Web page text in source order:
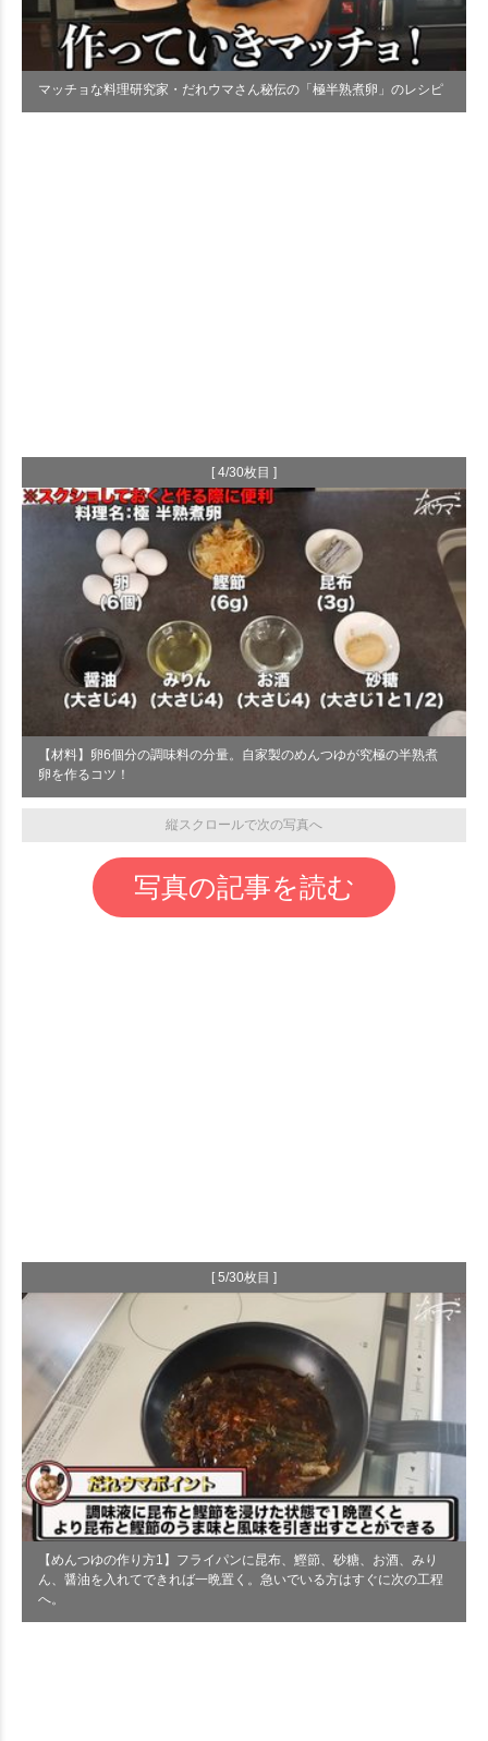
マッチョな料理研究家・だれウマさん秘伝の「極半熟煮卵」のレシピ
[ 4/30枚目 ]
【材料】卵6個分の調味料の分量。自家製のめんつゆが究極の半熟煮
卵を作るコツ！
縦スクロールで次の写真へ
写真の記事を読む
[ 5/30枚目 ]
【めんつゆの作り方1】フライパンに昆布、鰹節、砂糖、お酒、みり
ん、醤油を入れてできれば一晩置く。急いでいる方はすぐに次の工程
へ。